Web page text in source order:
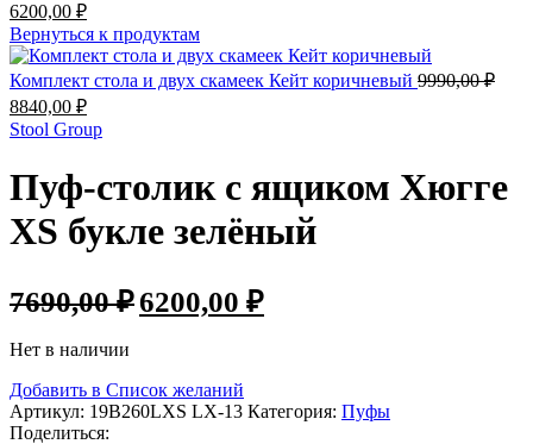
6200,00 ₽
Вернуться к продуктам
Комплект стола и двух скамеек Кейт коричневый 9990,00₽
8840,00 ₽
Stool Group
Пуф-столик с ящиком Хюгге
XS букле зелёный
7690,00₽6200,00 ₽
Нет в наличии
Добавить в Список желаний
Артикул: 19B260LХS LX-13 Категория: Пуфы
Поделиться: